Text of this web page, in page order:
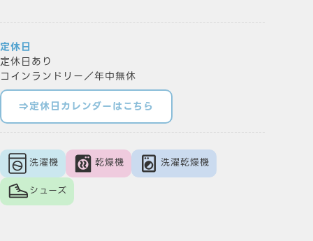
定休日
定休日あり
コインランドリー／年中無休
⇒定休日カレンダーはこちら
洗濯機 乾燥機
洗濯乾燥機
シューズ